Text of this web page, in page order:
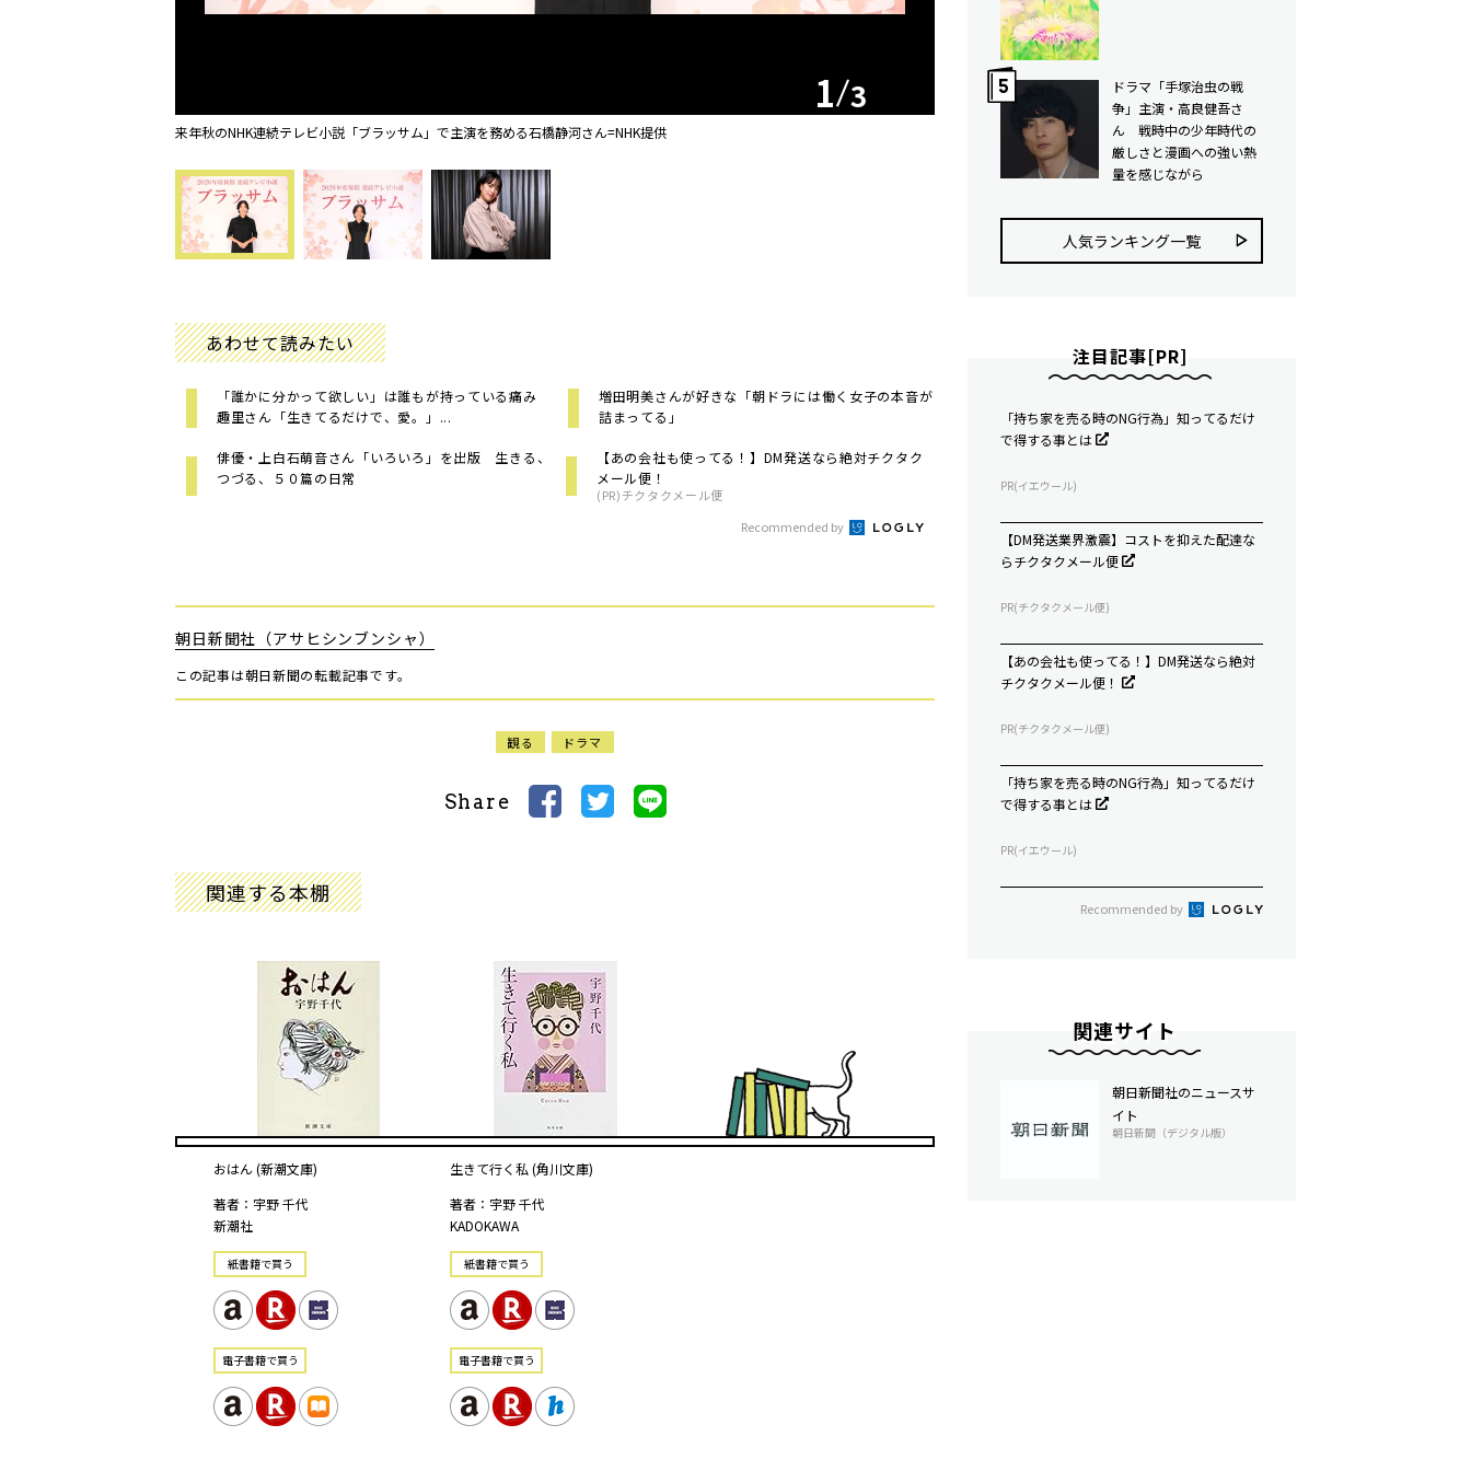
来年秋のNHK連続テレビ小説「ブラッサム」で主演を務める石橋静河さん=NHK提供
1 3
あわせて読みたい
「誰かに分かって欲しい」は誰もが持っている痛み
趣里さん「生きてるだけで、愛。」...
増田明美さんが好きな「朝ドラには働く女子の本音が
詰まってる」
俳優・上白石萌音さん「いろいろ」を出版 生きる、
つづる、５０篇の日常
【あの会社も使ってる！】DM発送なら絶対チクタク
メール便！
(PR)チクタクメール便
Recommended by
朝日新聞社（アサヒシンブンシャ）
この記事は朝日新聞の転載記事です。
観る ドラマ
Share
関連する本棚
おはん (新潮文庫)
著者：宇野 千代
新潮社
紙書籍で買う
電⼦書籍で買う
生きて行く私 (角川文庫)
著者：宇野 千代
KADOKAWA
紙書籍で買う
電⼦書籍で買う
ドラマ「手塚治虫の戦
争」主演・高良健吾さ
ん 戦時中の少年時代の
厳しさと漫画への強い熱
量を感じながら
人気ランキング⼀覧
注目記事[PR]
「持ち家を売る時のNG行為」知ってるだけ
で得する事とは
PR(イエウール)
【DM発送業界激震】コストを抑えた配達な
らチクタクメール便
PR(チクタクメール便)
【あの会社も使ってる！】DM発送なら絶対
チクタクメール便！
PR(チクタクメール便)
「持ち家を売る時のNG行為」知ってるだけ
で得する事とは
PR(イエウール)
Recommended by
関連サイト
朝日新聞社のニュースサ
イト
朝日新聞（デジタル版）